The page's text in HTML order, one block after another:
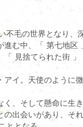
不毛の世界となり、
進む中、「 第七地区
「 見捨てられた街 」
アイ。天使のように
く、そして懸命に生
の出会いがあり、そ